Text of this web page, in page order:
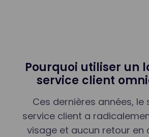
Pourquoi utiliser un
service client
Ces dernières années, le
service client a
visage et aucun retour en